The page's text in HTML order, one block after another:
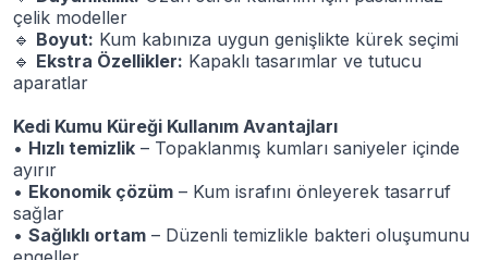
çelik modeller
🔹 Boyut: Kum kabınıza uygun genişlikte kürek seçimi
🔹 Ekstra Özellikler: Kapaklı tasarımlar ve tutucu
aparatlar
Kedi Kumu Küreği Kullanım Avantajları
• Hızlı temizlik – Topaklanmış kumları saniyeler içinde
ayırır
• Ekonomik çözüm – Kum israfını önleyerek tasarruf
sağlar
• Sağlıklı ortam – Düzenli temizlikle bakteri oluşumunu